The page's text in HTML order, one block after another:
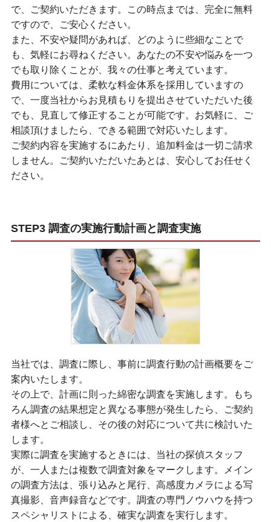
で、ご契約いただきます。この時点までは、完全に無料
ですので、ご安心ください。
また、不安や疑問があれば、どのように些細なことで
も、気軽にお尋ねください。あなたの不安や悩みを一つ
でも取り除くことが、我々の仕事と考えています。
費用については、柔軟な料金体系を採用していますの
で、一度当社からお見積もりを提出させていただいた後
でも、見直して修正することが可能です。お気軽に、ご
相談頂けましたら、できる範囲で対応いたします。
ご契約内容を実施するにあたり、追加料金は一切ご請求
しません。ご契約いただいたあとは、安心してお任せく
ださい。
STEP3 調査の実施行動計画と調査実施
当社では、調査に際し、事前に調査行動の計画概要をご
案内いたします。
その上で、計画に則った綿密な調査を実施します。もち
ろん調査の結果想定と異なる事態が発生したら、ご契約
者様へとご相談し、その後の対応について共に検討いた
します。
実際に調査を実施するときには、当社の探偵スタッフ
が、一人または複数で調査対象をマークします。メイン
の調査方法は、張り込みと尾行、高感度カメラによる写
真撮影、音声録音などです。調査の専門ノウハウを持つ
スペシャリストによる、確実な調査を実行します。